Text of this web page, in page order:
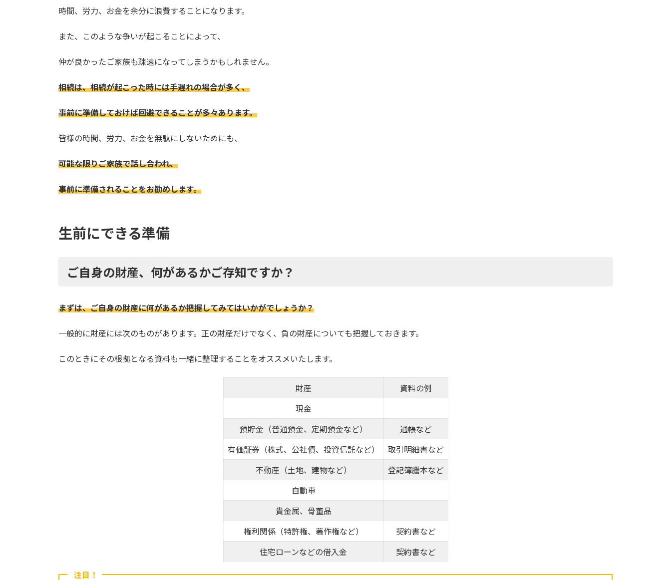
時間、労力、お金を余分に浪費することになります。
また、このような争いが起こることによって、
仲が良かったご家族も疎遠になってしまうかもしれません。
相続は、相続が起こった時には手遅れの場合が多く、
事前に準備しておけば回避できることが多々あります。
皆様の時間、労力、お金を無駄にしないためにも、
可能な限りご家族で話し合われ、
事前に準備されることをお勧めします。
生前にできる準備
ご自身の財産、何があるかご存知ですか？
まずは、ご自身の財産に何があるか把握してみてはいかがでしょうか？
一般的に財産には次のものがあります。正の財産だけでなく、負の財産についても把握しておきます。
このときにその根拠となる資料も一緒に整理することをオススメいたします。
財産 資料の例
現金
預貯金（普通預金、定期預金など） 通帳など
有価証券（株式、公社債、投資信託など） 取引明細書など
不動産（土地、建物など） 登記簿謄本など
自動車
貴金属、骨董品
権利関係（特許権、著作権など） 契約書など
住宅ローンなどの借入金 契約書など
注目！